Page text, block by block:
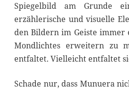
Spiegelbild am Grunde
erzählerische und visuelle
den Bildern im Geiste immer
Mondlichtes erweitern zu
entfaltet. Vielleicht entfaltet
Schade nur, dass Munuera